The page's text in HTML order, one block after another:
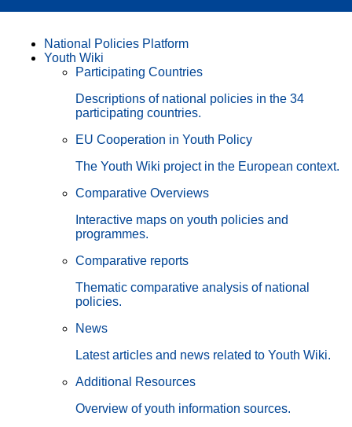
National Policies Platform
Youth Wiki
Participating Countries
Descriptions of national policies in the 34
participating countries.
EU Cooperation in Youth Policy
The Youth Wiki project in the European context.
Comparative Overviews
Interactive maps on youth policies and
programmes.
Comparative reports
Thematic comparative analysis of national
policies.
News
Latest articles and news related to Youth Wiki.
Additional Resources
Overview of youth information sources.